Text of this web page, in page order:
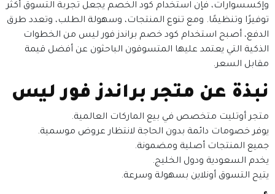
وإكسسوارات، فإن استخدام كود الخصم يجعل تجربة التسوق أكثر
توفيرًا وتنظيمًا. ومع تنوع المنتجات، وسهولة الطلب، وتعدد طرق
الدفع، أصبح استخدام كود خصم براندز فور ليس من الخطوات
الذكية التي يعتمد عليها المتسوقون الباحثون عن أفضل قيمة
مقابل السعر.
نبذة عن متجر براندز فور ليس
متجر أوتليت متخصص في بيع الماركات العالمية.
يوفر خصومات دائمة بدون الحاجة لانتظار عروض موسمية.
جميع المنتجات أصلية ومضمونة.
يخدم السعودية ودول الخليج.
يتيح التسوق أونلاين بسهولة وسرعة.